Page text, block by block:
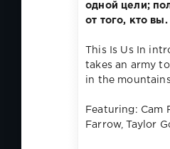
одной цели;
от того, кто вы.
This Is Us In
takes an army
in the
Featuring: Cam
Farrow, Taylor